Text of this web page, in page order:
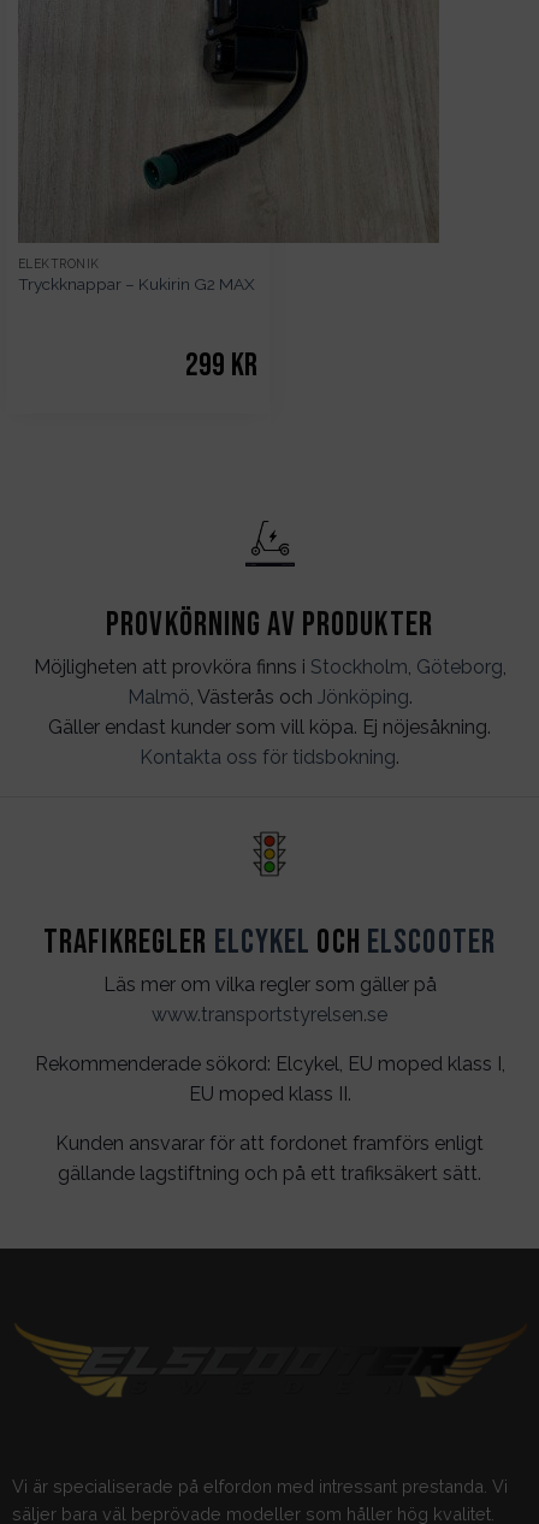
ELEKTRONIK
Tryckknappar – Kukirin G2 MAX
299 kr
Provkörning av produkter
Möjligheten att provköra finns i Stockholm, Göteborg,
Malmö, Västerås och Jönköping.
Gäller endast kunder som vill köpa. Ej nöjesåkning.
Kontakta oss för tidsbokning.
Trafikregler Elcykel och Elscooter
Läs mer om vilka regler som gäller på
www.transportstyrelsen.se
Rekommenderade sökord: Elcykel, EU moped klass I,
EU moped klass II.
Kunden ansvarar för att fordonet framförs enligt
gällande lagstiftning och på ett trafiksäkert sätt.
Vi är specialiserade på elfordon med intressant prestanda. Vi
säljer bara väl beprövade modeller som håller hög kvalitet.